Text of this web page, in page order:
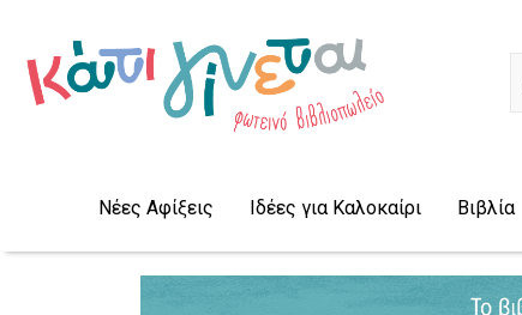
Νέες Αφίξεις Ιδέες για Καλοκαίρι Βιβλία